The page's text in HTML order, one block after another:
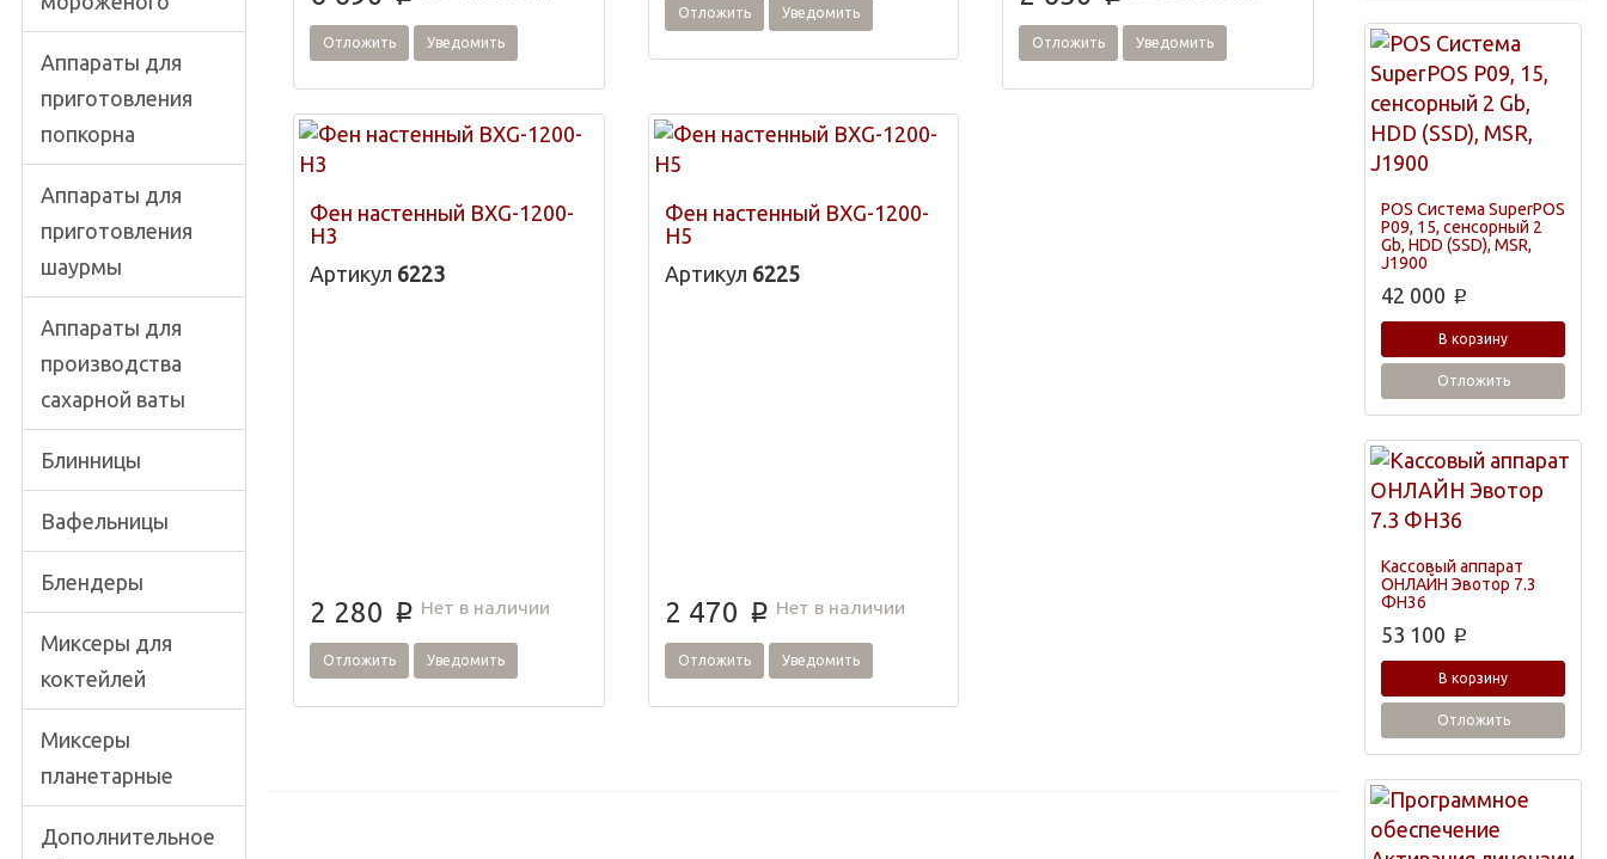
Аппараты для
приготовления
попкорна
Аппараты для
приготовления
шаурмы
Аппараты для
производства
сахарной ваты
Блинницы
Вафельницы
Блендеры
Миксеры для
коктейлей
Миксеры
планетарные
Дополнительное
Отложить Уведомить
Отложить Уведомить
Отложить Уведомить
Фен настенный BXG-1200-
H3
Артикул 6223
2 280 p Нет в наличии
Отложить Уведомить
Фен настенный BXG-1200-
H5
Артикул 6225
2 470 p Нет в наличии
Отложить Уведомить
POS Система SuperPOS
P09, 15, сенсорный 2
Gb, HDD (SSD), MSR,
J1900
42 000 p
В корзину
Отложить
Кассовый аппарат
ОНЛАЙН Эвотор 7.3
ФН36
53 100 p
В корзину
Отложить